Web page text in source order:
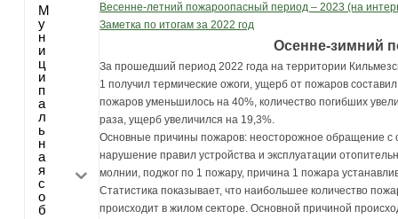
М
у
н
и
ц
и
п
а
л
ь
н
а
я
с
о
б
Весенне-летний пожароопасный период – 2023 (на
Заметка по итогам за 2022 год
Осенне-зимний
За прошедший период 2022 года на территории
1 получил термические ожоги, ущерб от пожаров
пожаров уменьшилось на 40%, количество погибших
раза, ущерб увеличился на 19,3%.
Основные причины пожаров: неосторожное обращение с
нарушение правил устройства и эксплуатации
молнии, поджог по 1 пожару, причина 1 пожара
Статистика показывает, что наибольшее количество
происходит в жилом секторе. Основной причиной